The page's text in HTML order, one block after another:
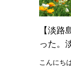
【淡
った。
こんにち